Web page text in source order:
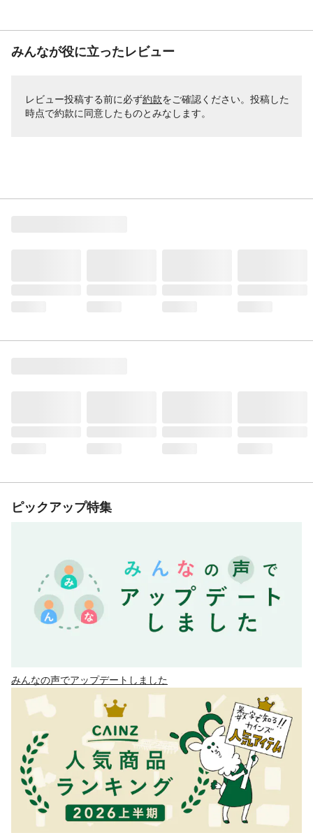
みんなが役に立ったレビュー
レビュー投稿する前に必ず約款をご確認ください。投稿した
時点で約款に同意したものとみなします。
ピックアップ特集
みんなの声でアップデートしました